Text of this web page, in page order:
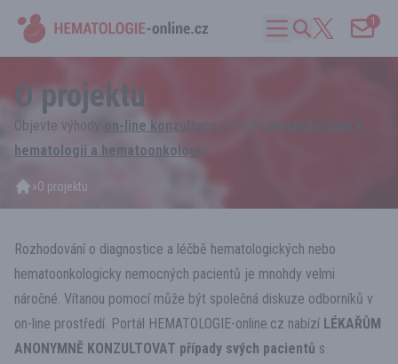
1
O projektu
Objevte výhody on-line konzultace a mějte přehled o dění v
hematologii a hematoonkologii!
»O projektu
Rozhodování o diagnostice a léčbě hematologických nebo
hematoonkologicky nemocných pacientů je mnohdy velmi
náročné. Vítanou pomocí může být společná diskuze odborníků v
on-line prostředí. Portál HEMATOLOGIE-online.cz nabízí LÉKAŘŮM
ANONYMNĚ KONZULTOVAT případy svých pacientů s